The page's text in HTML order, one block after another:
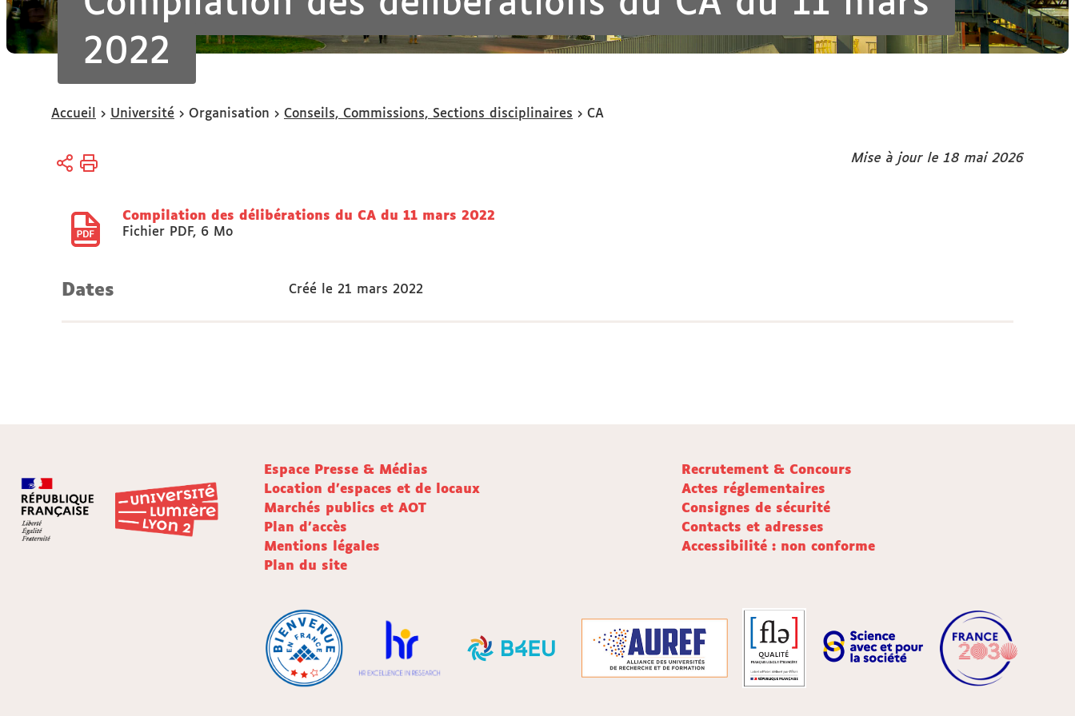
2022
Vous
ici :
Accueil Université Organisation Conseils, Commissions, Sections disciplinaires CA
Mise à jour le 18 mai 2026
Compilation des délibérations du CA du 11 mars 2022
Fichier PDF, 6 Mo
Dates Créé le 21 mars 2022
Espace Presse & Médias
Recrutement & Concours
Location d'espaces et de locaux
Actes réglementaires
Marchés publics et AOT
Consignes de sécurité
Plan d'accès
Contacts et adresses
Mentions légales
Accessibilité : non conforme
Plan du site